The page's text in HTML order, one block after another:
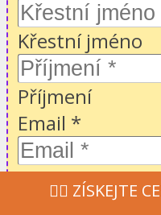
Křestní jméno
Příjmení
Email *
Telephone*
‍👩‍⚕ ZÍSKEJTE